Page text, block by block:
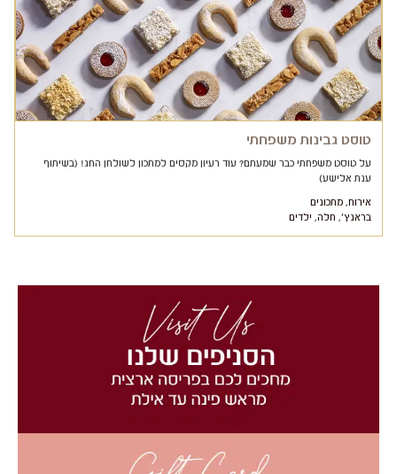
טוסט גבינות משפחתי
על טוסט משפחתי כבר שמעתם? עוד רעיון מקסים למתכון לשולחן החג! (בשיתוף
ענת אלישע)
אירוח,מתכונים
בראנץ', חלה, ילדים